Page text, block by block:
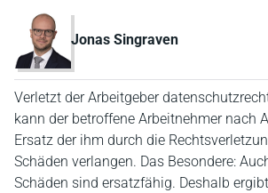
Jonas Singraven
Verletzt der Arbeitgeber
kann der betroffene Arbeitnehmer nach
Ersatz der ihm durch die
Schäden verlangen. Das Besondere:
Schäden sind ersatzfähig. Deshalb